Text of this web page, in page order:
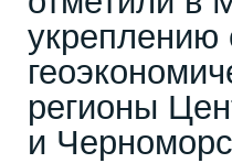
укреплению
регионы
и